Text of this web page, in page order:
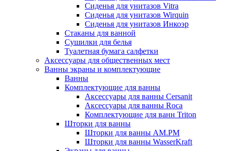
Сиденья для унитазов Vitra
Сиденья для унитазов Wirquin
Сиденья для унитазов Инкоэр
Стаканы для ванной
Сушилки для белья
Туалетная бумага салфетки
Аксессуары для общественных мест
Ванны экраны и комплектующие
Ванны
Комплектующие для ванны
Аксессуары для ванны Cersanit
Аксессуары для ванны Roca
Комплектующие для ванн Triton
Шторки для ванны
Шторки для ванны AM.PM
Шторки для ванны WasserKraft